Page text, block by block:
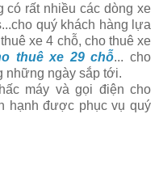
có rất nhiều các dòng xe
quý khách hàng lựa
xe 4 chỗ, cho thuê xe
thuê xe 29 chỗ... cho
những ngày sắp tới.
máy và gọi điện cho
hạnh được phục vụ quý